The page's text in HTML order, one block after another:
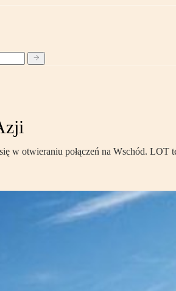
w otwieraniu połączeń na Wschód.